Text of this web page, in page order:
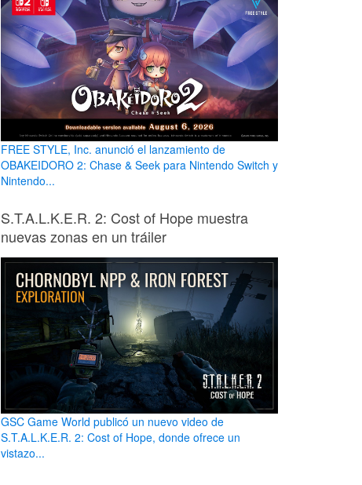
FREE STYLE, Inc. anunció el lanzamiento de
OBAKEIDORO 2: Chase & Seek para Nintendo Switch y
Nintendo...
S.T.A.L.K.E.R. 2: Cost of Hope muestra
nuevas zonas en un tráiler
GSC Game World publicó un nuevo video de
S.T.A.L.K.E.R. 2: Cost of Hope, donde ofrece un
vistazo...